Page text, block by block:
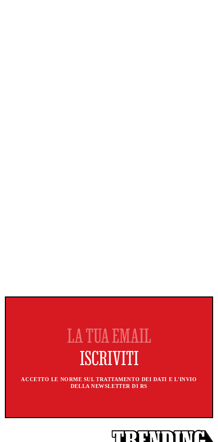
ACCETTO LE NORME SUL TRATTAMENTO DEI DATI E L'INVIO
DELLA NEWSLETTER DI RS